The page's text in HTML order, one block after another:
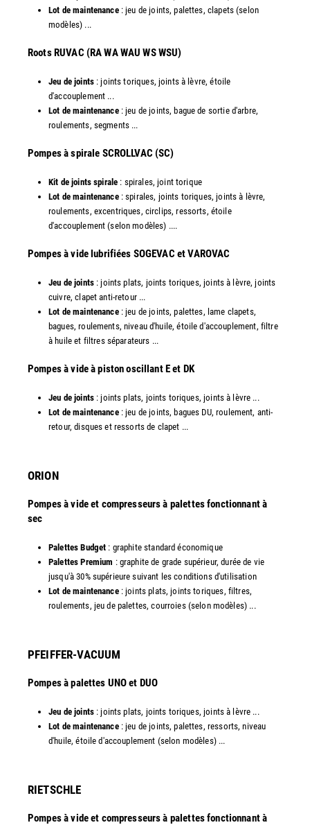
Lot de maintenance: jeu de joints, palettes, clapets (selon
modèles) ...
​Roots RUVAC (RA WA WAU WS WSU)
Jeu de joints: joints toriques, joints à lèvre, étoile
d'accouplement ...
Lot de maintenance : jeu de joints, bague de sortie d'arbre,
roulements, segments ...
​Pompes à spirale SCROLLVAC (SC)
Kit de joints spirale : spirales, joint torique
Lot de maintenance: spirales, joints toriques, joints à lèvre,
roulements, excentriques, circlips, ressorts, étoile
d'accouplement (selon modèles) ....
​Pompes à vide lubrifiées SOGEVAC et VAROVAC
Jeu de joints: joints plats, joints toriques, joints à lèvre, joints
cuivre, clapet anti-retour ...
Lot de maintenance: jeu de joints, palettes, lame clapets,
bagues, roulements, niveau d'huile, étoile d'accouplement, filtre
à huile et filtres séparateurs ...
​Pompes à vide à piston oscillant E et DK
Jeu de joints: joints plats, joints toriques, joints à lèvre ...
Lot de maintenance: jeu de joints, bagues DU, roulement, anti-
retour, disques et ressorts de clapet ...​
ORION
Pompes à vide et compresseurs à palettes fonctionnant à
sec
Palettes Budget : graphite standard économique
Palettes Premium : graphite de grade supérieur, durée de vie
jusqu'à 30% supérieure suivant les conditions d'utilisation
Lot de maintenance: joints plats, joints toriques, filtres,
roulements, jeu de palettes, courroies (selon modèles) ...​
PFEIFFER-VACUUM
Pompes à palettes UNO et DUO
Jeu de joints: joints plats, joints toriques, joints à lèvre ...
Lot de maintenance: jeu de joints, palettes, ressorts, niveau
d'huile, étoile d'accouplement (selon modèles) ...​​
RIETSCHLE
Pompes à vide et compresseurs à palettes fonctionnant à